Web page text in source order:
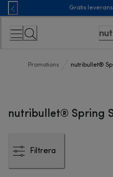
Skip
to
Content
Gratis
Promotions nutribullet®
nutribullet® Spring
Filtrera